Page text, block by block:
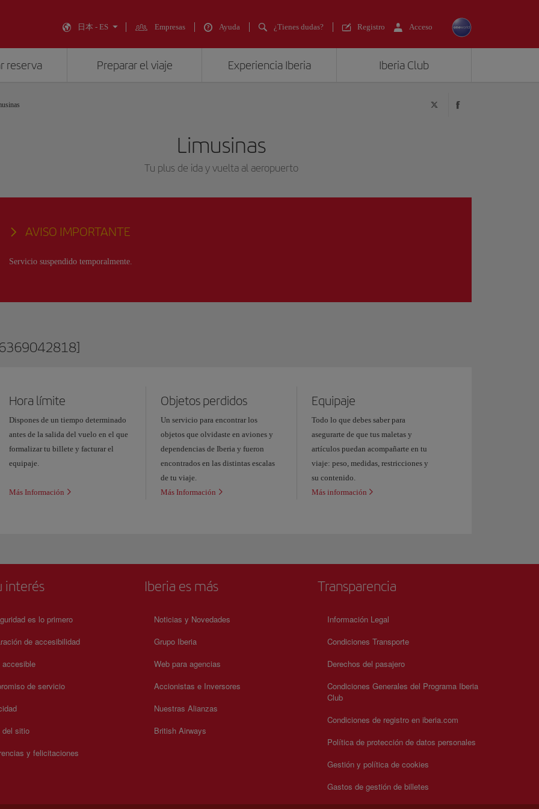
日本 - ES Empresas Ayuda ¿Tienes dudas? Registro Acceso
reserva Preparar el viaje Experiencia Iberia Iberia Club
Limusinas
Tu plus de ida y vuelta al aeropuerto
AVISO IMPORTANTE
Servicio suspendido temporalmente.
Hora límite
Dispones de un tiempo determinado
antes de la salida del vuelo en el que
formalizar tu billete y facturar el
equipaje.
Más Información
Objetos perdidos
Un servicio para encontrar los
objetos que olvidaste en aviones y
dependencias de Iberia y fueron
encontrados en las distintas escalas
de tu viaje.
Más Información
Equipaje
Todo lo que debes saber para
asegurarte de que tus maletas y
artículos puedan acompañarte en tu
viaje: peso, medidas, restricciones y
su contenido.
Más información
interés
es lo primero
de accesibilidad
accesible
de servicio
del sitio
y felicitaciones
Iberia es más
Noticias y Novedades
Grupo Iberia
Web para agencias
Accionistas e Inversores
Nuestras Alianzas
British Airways
Transparencia
Información Legal
Condiciones Transporte
Derechos del pasajero
Condiciones Generales del Programa Iberia
Club
Condiciones de registro en iberia.com
Política de protección de datos personales
Gestión y política de cookies
Gastos de gestión de billetes